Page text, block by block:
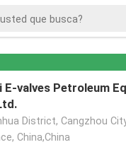
E-valves Petroleum
District, Cangzhou
China,China